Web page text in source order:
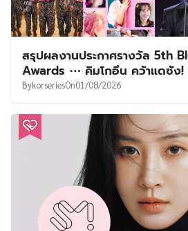
สรุปผลงานประกาศรางวัล 5th
Awards ⋯ คิมโกอึน คว้าแดซัง!
BykorseriesOn01/08/2026